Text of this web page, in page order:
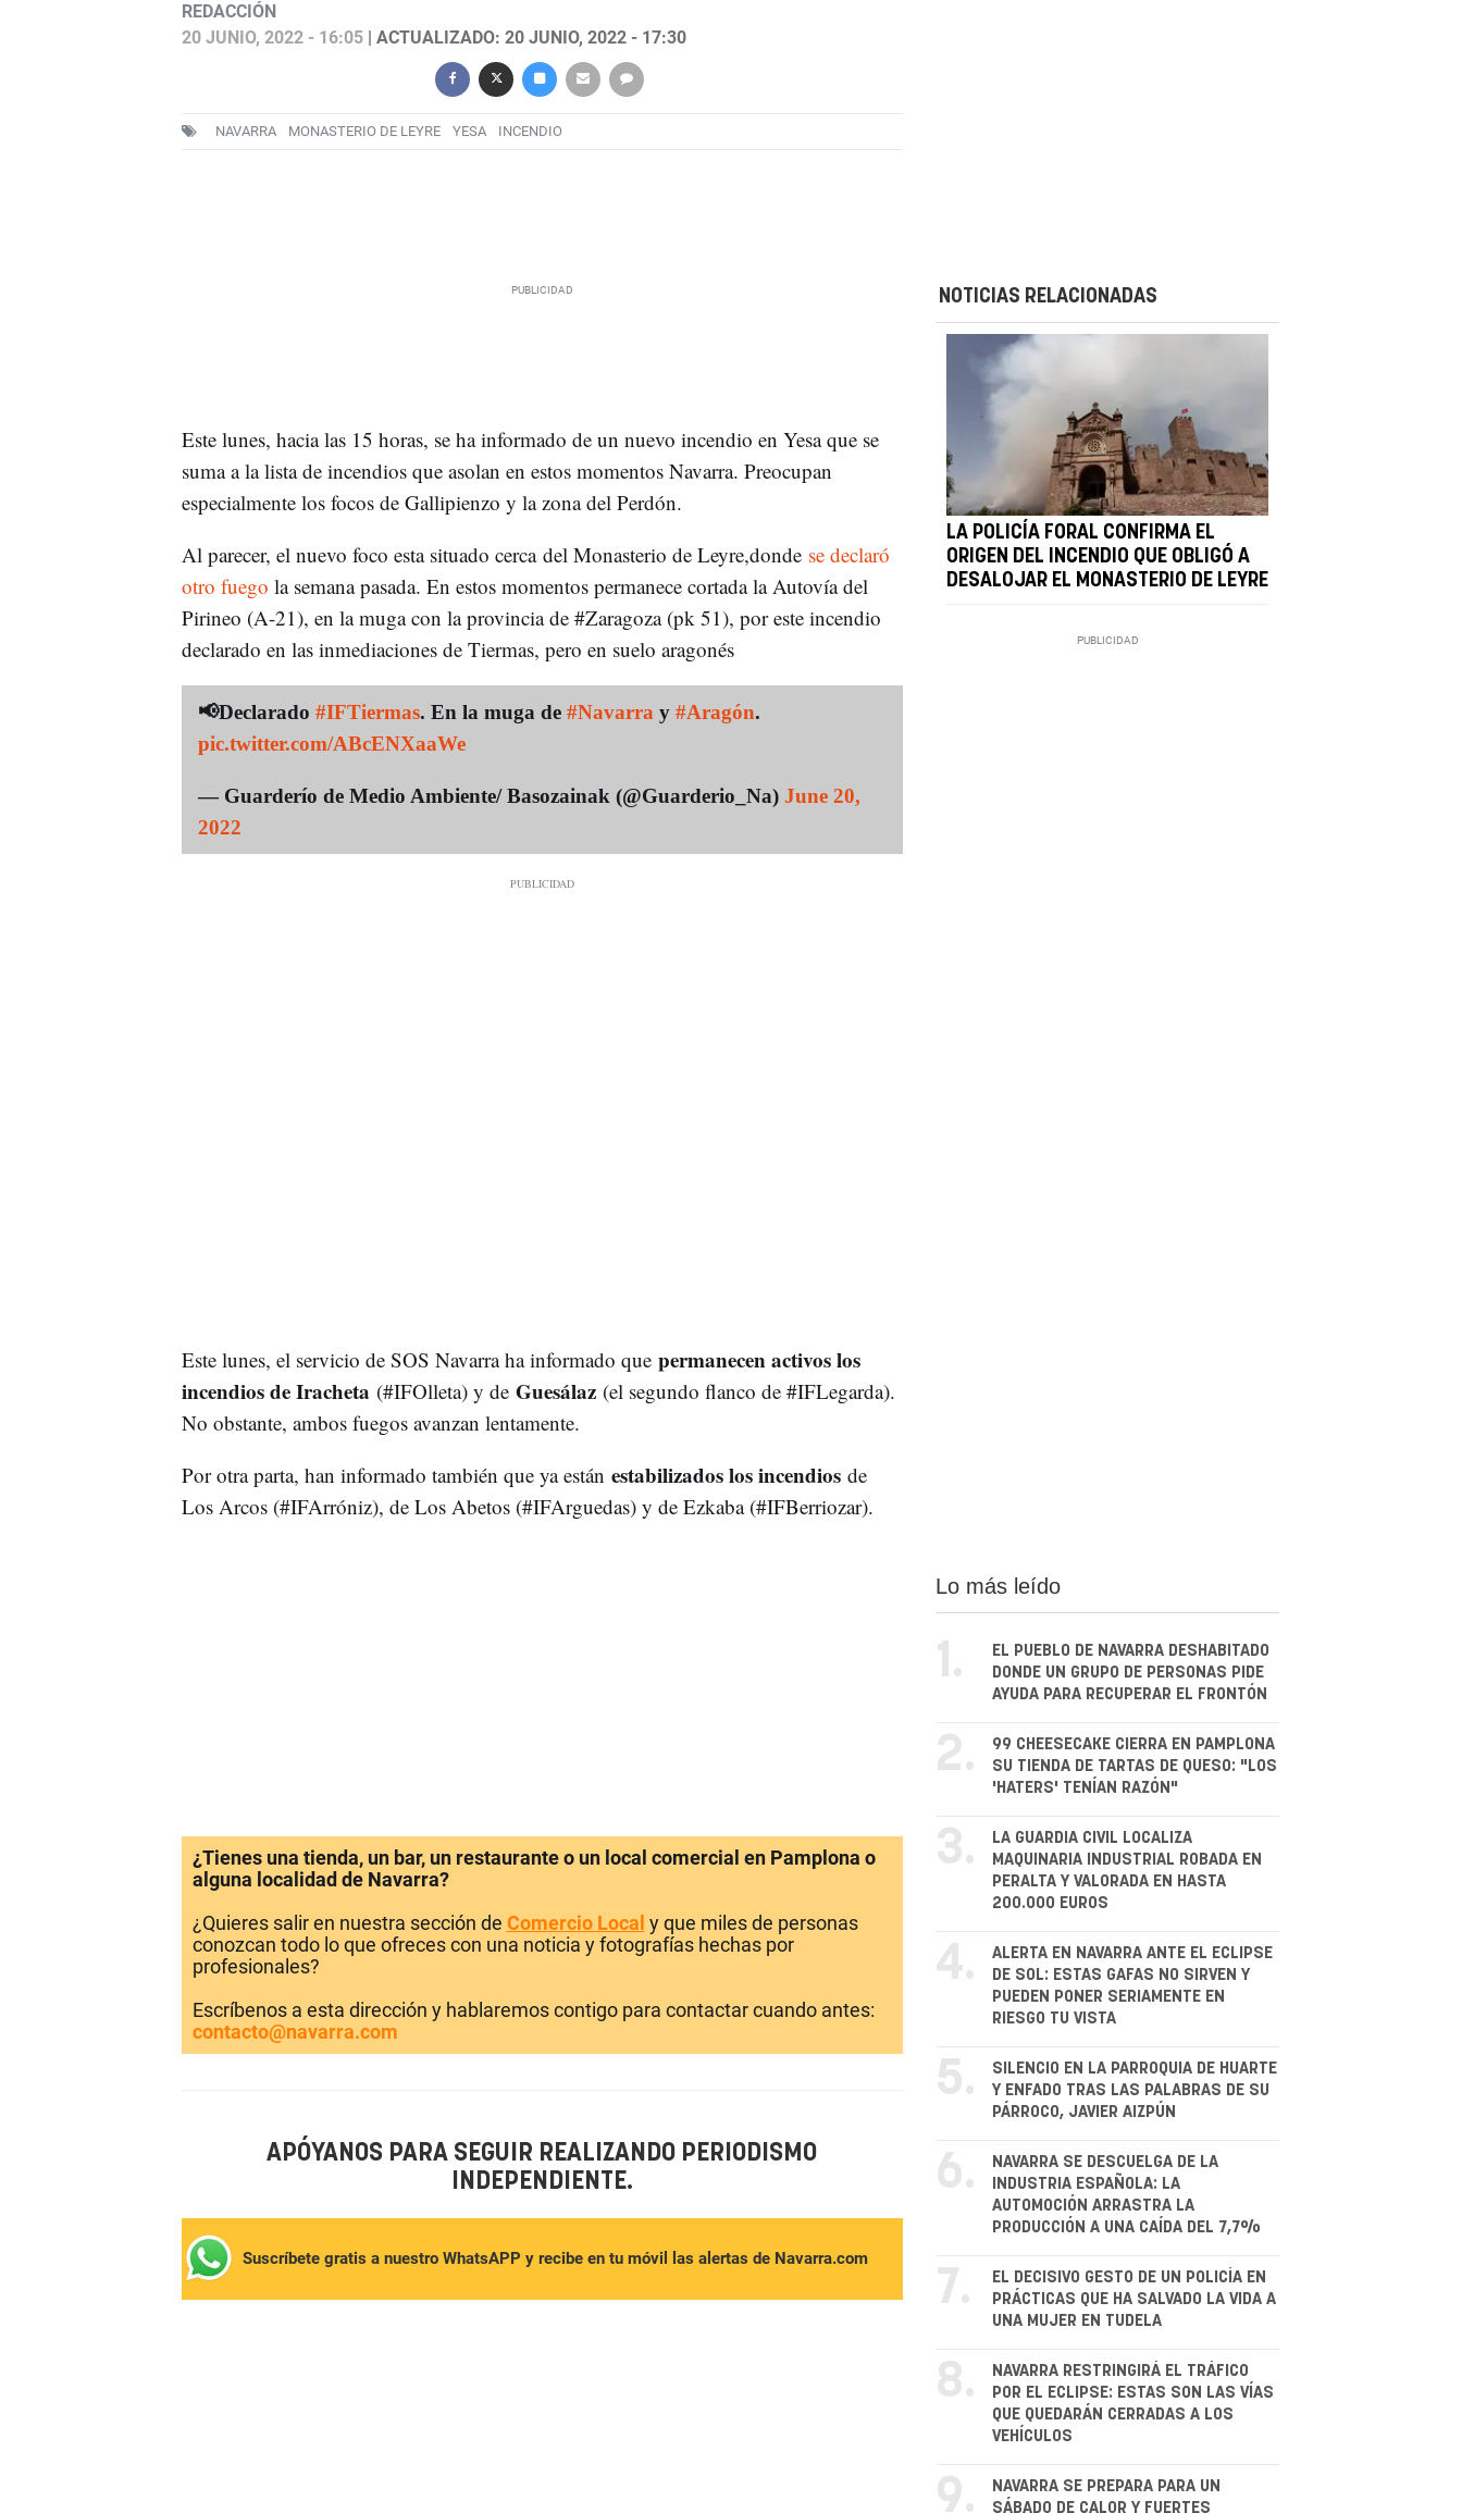
REDACCIÓN
20 JUNIO, 2022 - 16:05| ACTUALIZADO: 20 JUNIO, 2022 - 17:30
NAVARRA MONASTERIO DE LEYRE YESA INCENDIO
Este lunes, hacia las 15 horas, se ha informado de un nuevo incendio en Yesa que se
suma a la lista de incendios que asolan en estos momentos Navarra. Preocupan
especialmente los focos de Gallipienzo y la zona del Perdón.
Al parecer, el nuevo foco esta situado cerca del Monasterio de Leyre,donde se declaró
otro fuego la semana pasada. En estos momentos permanece cortada la Autovía del
Pirineo (A-21), en la muga con la provincia de #Zaragoza (pk 51), por este incendio
declarado en las inmediaciones de Tiermas, pero en suelo aragonés
📢Declarado #IFTiermas. En la muga de #Navarra y #Aragón.
pic.twitter.com/ABcENXaaWe
— Guarderío de Medio Ambiente/ Basozainak (@Guarderio_Na) June 20,
2022
Este lunes, el servicio de SOS Navarra ha informado que permanecen activos los
incendios de Iracheta (#IFOlleta) y de Guesálaz (el segundo flanco de #IFLegarda).
No obstante, ambos fuegos avanzan lentamente.
Por otra parta, han informado también que ya están estabilizados los incendiosde
Los Arcos (#IFArróniz), de Los Abetos (#IFArguedas) y de Ezkaba (#IFBerriozar).
NOTICIAS RELACIONADAS
LA POLICÍA FORAL CONFIRMA EL
ORIGEN DEL INCENDIO QUE OBLIGÓ A
DESALOJAR EL MONASTERIO DE LEYRE
¿Tienes una tienda, un bar, un restaurante o un local comercial en Pamplona o
alguna localidad de Navarra?
¿Quieres salir en nuestra sección de Comercio Local y que miles de personas
conozcan todo lo que ofreces con una noticia y fotografías hechas por
profesionales?
Escríbenos a esta dirección y hablaremos contigo para contactar cuando antes:
contacto@navarra.com
APÓYANOS PARA SEGUIR REALIZANDO PERIODISMO
INDEPENDIENTE.
Suscríbete gratis a nuestro WhatsAPP y recibe en tu móvil las alertas de Navarra.com
Lo más leído
1.
EL PUEBLO DE NAVARRA DESHABITADO
DONDE UN GRUPO DE PERSONAS PIDE
AYUDA PARA RECUPERAR EL FRONTÓN
2.
99 CHEESECAKE CIERRA EN PAMPLONA
SU TIENDA DE TARTAS DE QUESO: "LOS
'HATERS' TENÍAN RAZÓN"
3.
LA GUARDIA CIVIL LOCALIZA
MAQUINARIA INDUSTRIAL ROBADA EN
PERALTA Y VALORADA EN HASTA
200.000 EUROS
4.
ALERTA EN NAVARRA ANTE EL ECLIPSE
DE SOL: ESTAS GAFAS NO SIRVEN Y
PUEDEN PONER SERIAMENTE EN
RIESGO TU VISTA
5.
SILENCIO EN LA PARROQUIA DE HUARTE
Y ENFADO TRAS LAS PALABRAS DE SU
PÁRROCO, JAVIER AIZPÚN
6.
NAVARRA SE DESCUELGA DE LA
INDUSTRIA ESPAÑOLA: LA
AUTOMOCIÓN ARRASTRA LA
PRODUCCIÓN A UNA CAÍDA DEL 7,7%
7.
EL DECISIVO GESTO DE UN POLICÍA EN
PRÁCTICAS QUE HA SALVADO LA VIDA A
UNA MUJER EN TUDELA
8.
NAVARRA RESTRINGIRÁ EL TRÁFICO
POR EL ECLIPSE: ESTAS SON LAS VÍAS
QUE QUEDARÁN CERRADAS A LOS
VEHÍCULOS
9.
NAVARRA SE PREPARA PARA UN
SÁBADO DE CALOR Y FUERTES